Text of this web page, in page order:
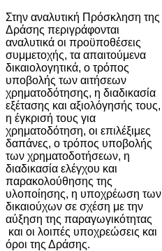
Στην αναλυτική Πρόσκληση της
Δράσης περιγράφονται
αναλυτικά οι προϋποθέσεις
συμμετοχής, τα απαιτούμενα
δικαιολογητικά, ο τρόπος
υποβολής των αιτήσεων
χρηματοδότησης, η διαδικασία
εξέτασης και αξιολόγησής τους,
η έγκρισή τους για
χρηματοδότηση, οι επιλέξιμες
δαπάνες, ο τρόπος υποβολής
των χρηματοδοτήσεων, η
διαδικασία ελέγχου και
παρακολούθησης της
υλοποίησης, η υποχρέωση των
δικαιούχων σε σχέση με την
αύξηση της παραγωγικότητας
και οι λοιπές υποχρεώσεις και
όροι της Δράσης.